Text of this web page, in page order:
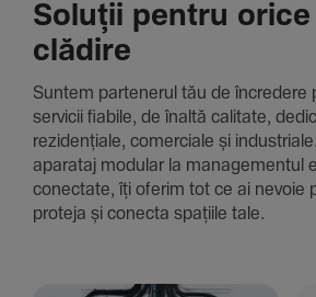
Soluții pentru
clădire
Suntem parte­nerul tău de încre­dere
servicii fiabile, de înaltă cali­tate,
rezi­den­țiale, comer­ciale și
aparataj modular la managementul
conec­tate, îți oferim tot ce ai nevoie
proteja și conecta spațiile tale.